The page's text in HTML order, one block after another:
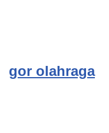
gor olahraga